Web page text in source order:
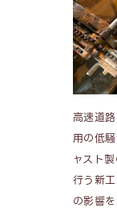
高速道
用の低
ャスト
行う新
の影響